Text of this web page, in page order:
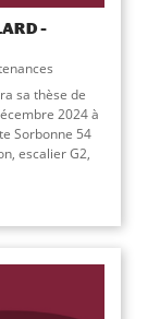
–
sa thèse de
2024 à
Sorbonne 54
escalier G2,